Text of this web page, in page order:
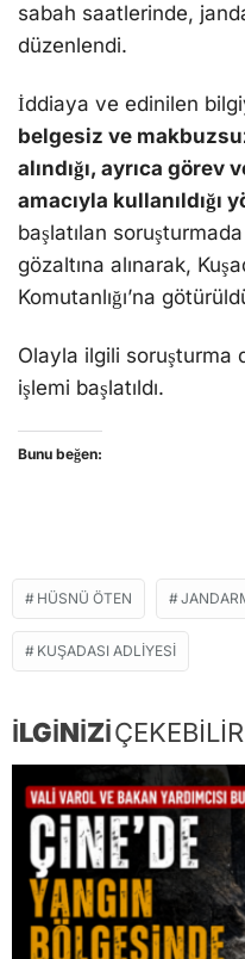
sabah saatlerinde,
düzenlendi.
İddiaya ve edinilen
belgesiz ve
alındığı, ayrıca
amacıyla kullanıldığı
başlatılan
gözaltına alınarak,
Komutanlığı’na
Olayla ilgili soruşturma
işlemi başlatıldı.
Bunu beğen:
HÜSNÜ ÖTEN
KUŞADASI ADLIYESI
İLGİNİZİÇEKEBİLİR